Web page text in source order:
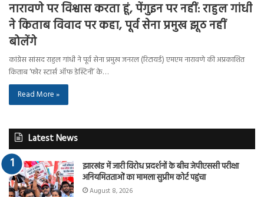
नारावणे पर विश्वास करता हूं, पेंगुइन पर नहीं: राहुल गांधी
ने किताब विवाद पर कहा, पूर्व सेना प्रमुख झूठ नहीं
बोलेंगे
कांग्रेस सांसद राहुल गांधी ने पूर्व सेना प्रमुख जनरल (रिटायर्ड) एमएम नारावणे की अप्रकाशित
किताब ‘फोर स्टार्स ऑफ डेस्टिनी’ के…
Read More »
Latest News
झारखंड में जारी विरोध प्रदर्शनों के बीच जेपीएससी परीक्षा
अनियमितताओं का मामला सुप्रीम कोर्ट पहुंचा
August 8, 2026